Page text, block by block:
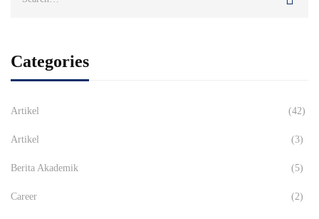
Categories
Artikel (42)
Artikel (3)
Berita Akademik (5)
Career (2)